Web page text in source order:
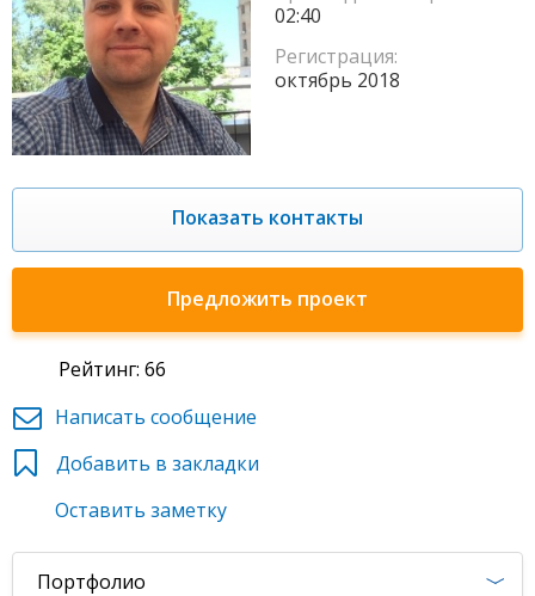
02:40
Регистрация:
октябрь 2018
Показать контакты
Предложить проект
Рейтинг: 66
Написать сообщение
Добавить в закладки
Оставить заметку
Портфолио